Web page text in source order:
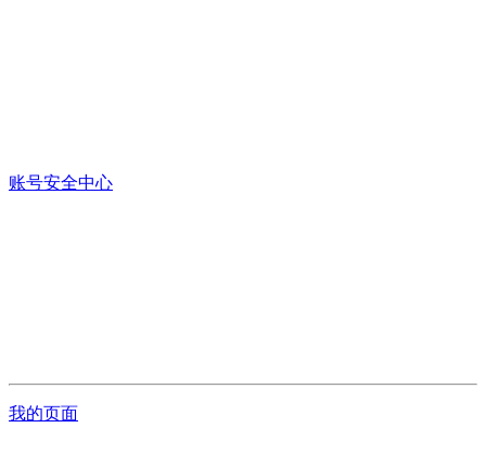
账号安全中心
我的页面